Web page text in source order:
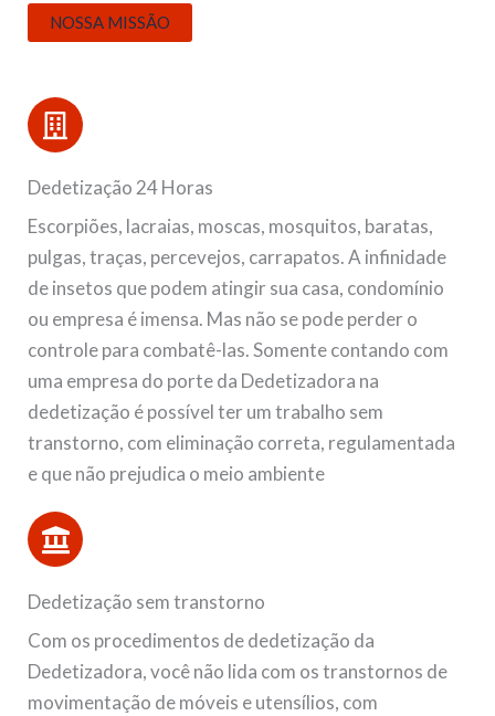
NOSSA MISSÃO
Dedetização 24 Horas
Escorpiões, lacraias, moscas, mosquitos, baratas,
pulgas, traças, percevejos, carrapatos. A infinidade
de insetos que podem atingir sua casa, condomínio
ou empresa é imensa. Mas não se pode perder o
controle para combatê-las. Somente contando com
uma empresa do porte da Dedetizadora na
dedetização é possível ter um trabalho sem
transtorno, com eliminação correta, regulamentada
e que não prejudica o meio ambiente
Dedetização sem transtorno
Com os procedimentos de dedetização da
Dedetizadora, você não lida com os transtornos de
movimentação de móveis e utensílios, com